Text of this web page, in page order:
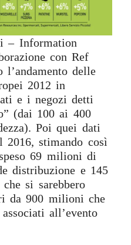
– Information
con Ref
l’andamento delle
2012 in
e i negozi detti
(dai 100 ai 400
Poi quei dati
2016, stimando così
69 milioni di
distribuzione e 145
si sarebbero
da 900 milioni che
all’evento